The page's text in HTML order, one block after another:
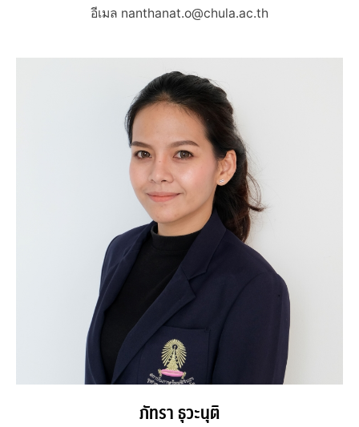
อีเมล nanthanat.o@chula.ac.th
ภัทรา ธุวะนุติ